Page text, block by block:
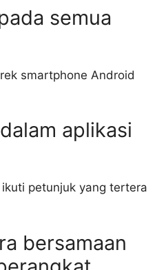
semua
smartphone Android
aplikasi
petunjuk yang tertera
bersamaan